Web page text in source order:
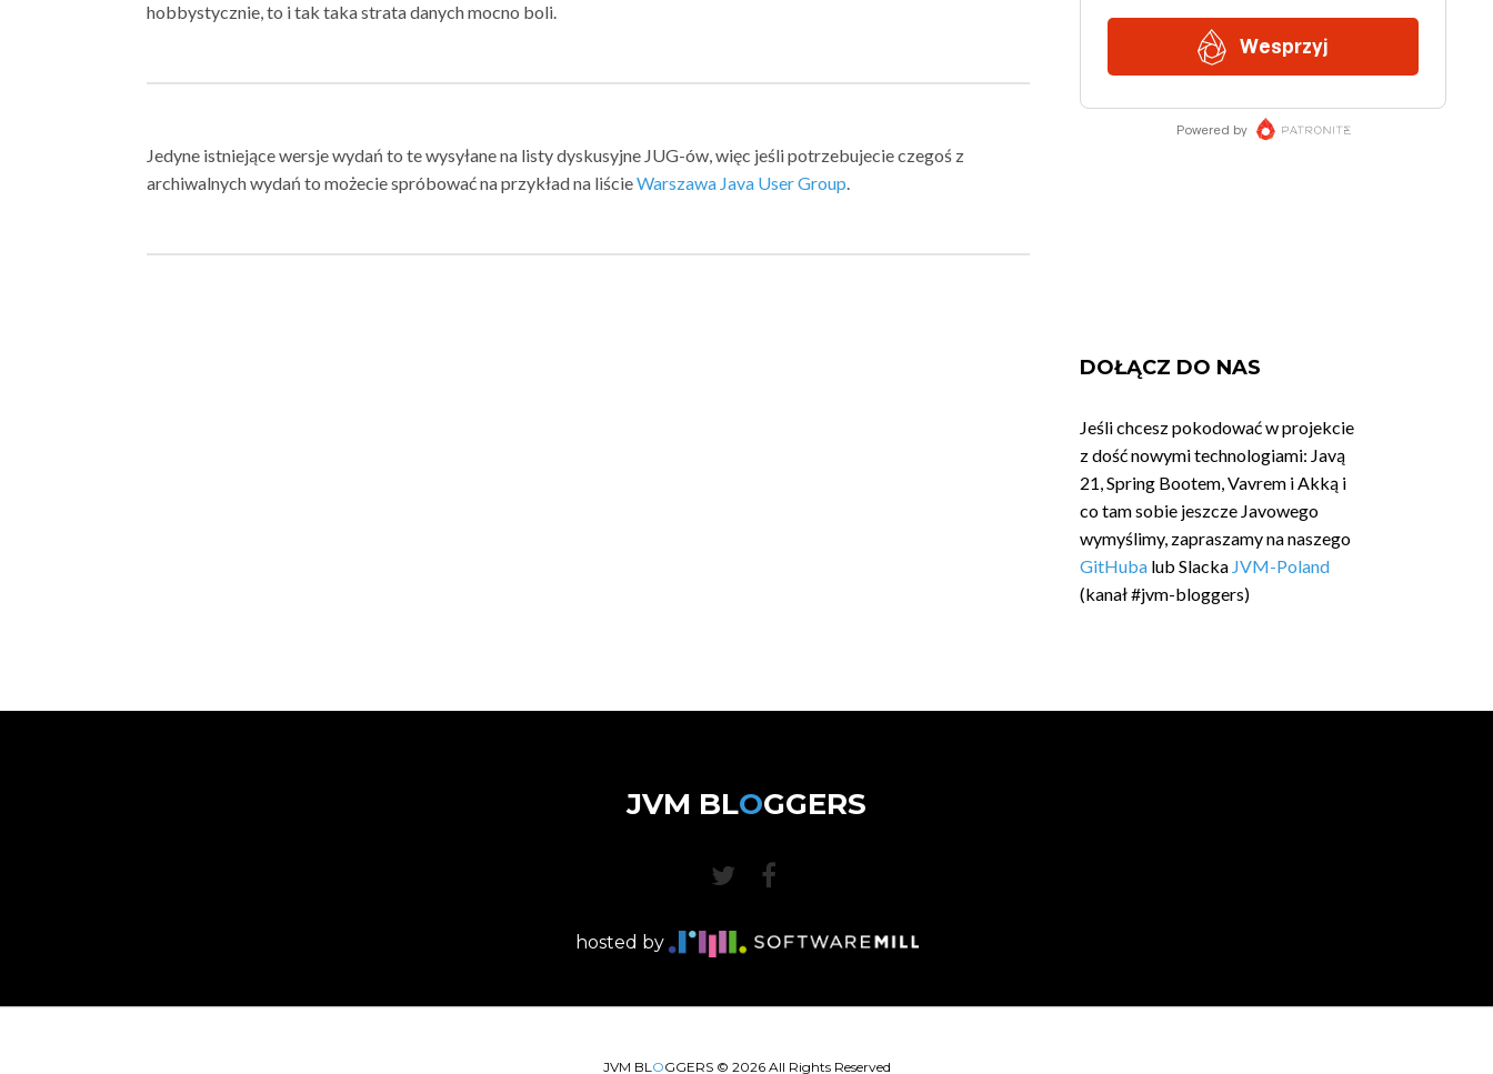
hobbystycznie, to i tak taka strata danych mocno boli.
Jedyne istniejące wersje wydań to te wysyłane na listy dyskusyjne JUG-ów, więc jeśli potrzebujecie czegoś z
archiwalnych wydań to możecie spróbować na przykład na liścieWarszawa Java User Group.
DOŁĄCZ DO NAS
Jeśli chcesz pokodować w projekcie
z dość nowymi technologiami: Javą
21, Spring Bootem, Vavrem i Akką i
co tam sobie jeszcze Javowego
wymyślimy, zapraszamy na naszego
GitHuba lub Slacka JVM-Poland
(kanał #jvm-bloggers)
JVM BLOGGERS
hosted by
JVM BLOGGERS © 2026All Rights Reserved